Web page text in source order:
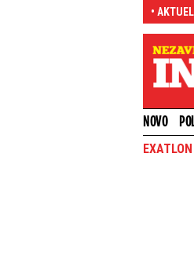
•
predsednika do veta za nekoliko meseci:
NOVO
EXATLON